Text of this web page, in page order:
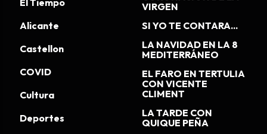
Alicante
Castellon
COVID
Cultura
Deportes
VIRGEN
SI YO TE CONTARA...
LA NAVIDAD EN LA 8
MEDITERRÁNEO
EL FARO EN TERTULIA
CON VICENTE
CLIMENT
LA TARDE CON
QUIQUE PEÑA